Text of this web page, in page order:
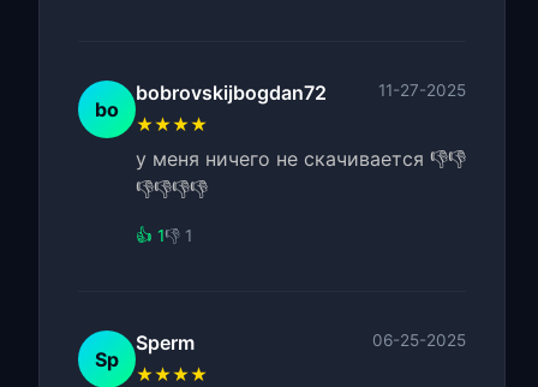
bo
bobrovskijbogdan72 11-27-2025
★★★★
у меня ничего не скачивается 👎👎
👎👎👎👎
👍 1👎 1
Sp
Sperm 06-25-2025
★★★★